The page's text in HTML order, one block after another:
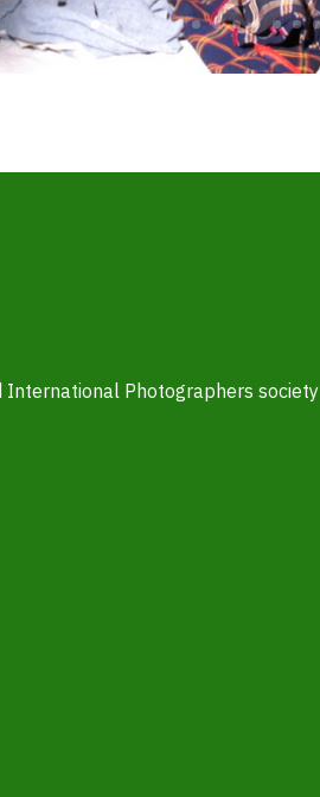
Photographers society